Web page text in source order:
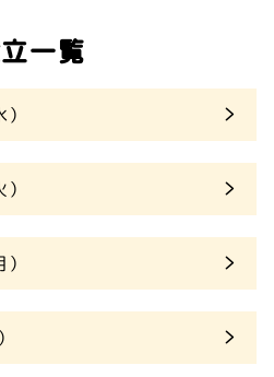
一覧